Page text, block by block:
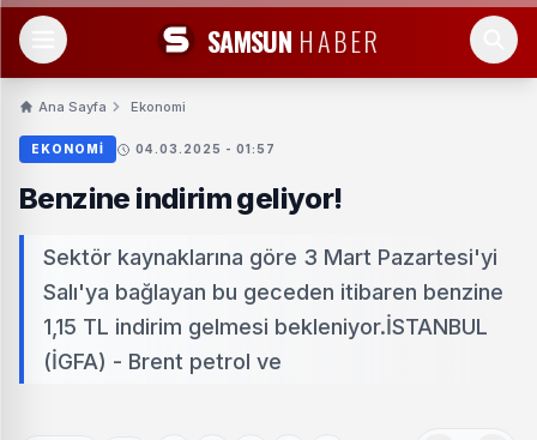
SAMSUN HABER
Ana Sayfa Ekonomi
EKONOMI 04.03.2025 - 01:57
Benzine indirim geliyor!
Sektör kaynaklarına göre 3 Mart Pazartesi'yi
Salı'ya bağlayan bu geceden itibaren benzine
1,15 TL indirim gelmesi bekleniyor.İSTANBUL
(İGFA) - Brent petrol ve